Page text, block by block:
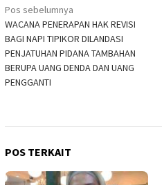
Navigasi
pos
Pos sebelumnya
WACANA PENERAPAN HAK REVISI
BAGI NAPI TIPIKOR DILANDASI
PENJATUHAN PIDANA TAMBAHAN
BERUPA UANG DENDA DAN UANG
PENGGANTI
POS TERKAIT